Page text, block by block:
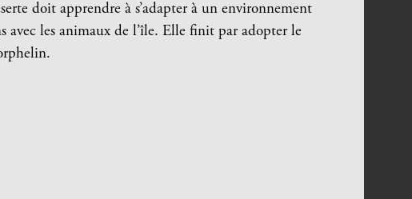
doit apprendre à s’adapter à un environnement
les animaux de l’île. Elle finit par adopter le